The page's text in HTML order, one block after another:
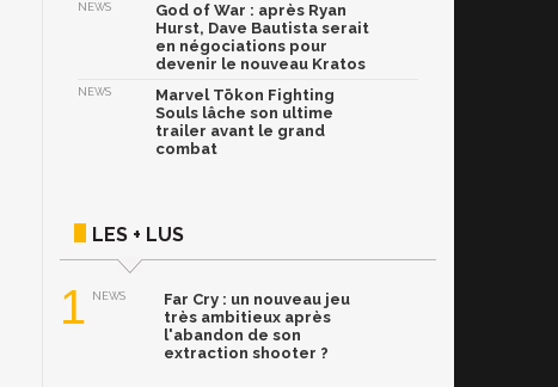
NEWS
God of War : après Ryan
Hurst, Dave Bautista serait
en négociations pour
devenir le nouveau Kratos
NEWS
Marvel Tōkon Fighting
Souls lâche son ultime
trailer avant le grand
combat
LES + LUS
1 NEWS
Far Cry : un nouveau jeu
très ambitieux après
l'abandon de son
extraction shooter ?